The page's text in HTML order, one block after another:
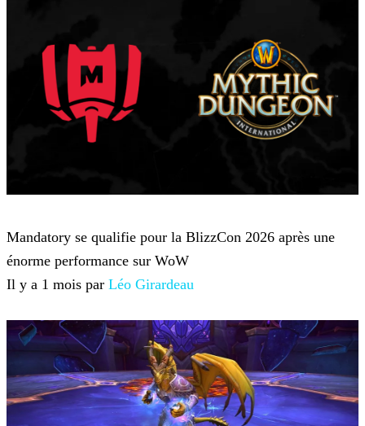
Mandatory se qualifie pour la BlizzCon 2026 après une
énorme performance sur WoW
Il y a 1 mois par Léo Girardeau